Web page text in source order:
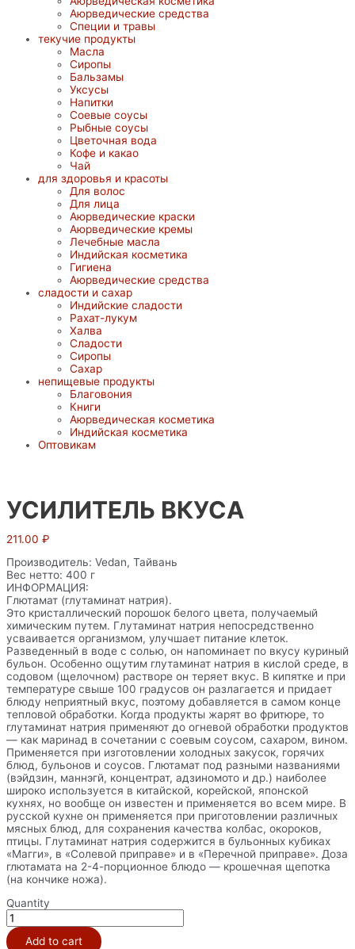
Аюрведические средства
Специи и травы
текучие продукты
Масла
Сиропы
Бальзамы
Уксусы
Напитки
Соевые соусы
Рыбные соусы
Цветочная вода
Кофе и какао
Чай
для здоровья и красоты
Для волос
Для лица
Аюрведические краски
Аюрведические кремы
Лечебные масла
Индийская косметика
Гигиена
Аюрведические средства
сладости и сахар
Индийские сладости
Рахат-лукум
Халва
Сладости
Сиропы
Сахар
непищевые продукты
Благовония
Книги
Аюрведическая косметика
Индийская косметика
Оптовикам
УСИЛИТЕЛЬ ВКУСА
211.00 ₽
Производитель: Vedan, Тайвань
Вес нетто: 400 г
ИНФОРМАЦИЯ:
Глютамат (глутаминат натрия).
Это кристаллический порошок белого цвета, получаемый
химическим путем. Глутаминат натрия непосредственно
усваивается организмом, улучшает питание клеток.
Разведенный в воде с солью, он напоминает по вкусу куриный
бульон. Особенно ощутим глутаминат натрия в кислой среде, в
содовом (щелочном) растворе он теряет вкус. В кипятке и при
температуре свыше 100 градусов он разлагается и придает
блюду неприятный вкус, поэтому добавляется в самом конце
тепловой обработки. Когда продукты жарят во фритюре, то
глутаминат натрия применяют до огневой обработки продуктов
— как маринад в сочетании с соевым соусом, сахаром, вином.
Применяется при изготовлении холодных закусок, горячих
блюд, бульонов и соусов. Глютамат под разными названиями
(вэйдзин, маннэгй, концентрат, адзиномото и др.) наиболее
широко используется в китайской, корейской, японской
кухнях, но вообще он известен и применяется во всем мире. В
русской кухне он применяется при приготовлении различных
мясных блюд, для сохранения качества колбас, окороков,
птицы. Глутаминат натрия содержится в бульонных кубиках
«Магги», в «Солевой приправе» и в «Перечной приправе». Доза
глютамата на 2-4-порционное блюдо — крошечная щепотка
(на кончике ножа).
Quantity
УСИЛИТЕЛЬ
ВКУСА
quantityAdd to cart